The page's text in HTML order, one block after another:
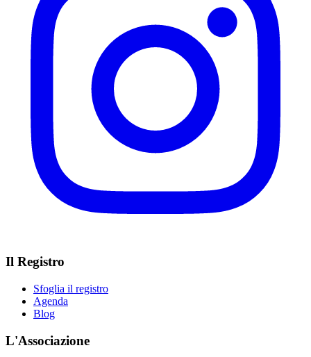
Il Registro
Sfoglia il registro
Agenda
Blog
L'Associazione